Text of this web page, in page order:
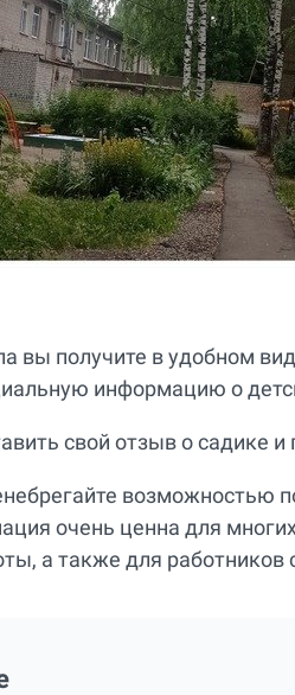
вы получите в удобном
информацию о
свой отзыв о садике
возможностью
очень ценна для
а также для работников